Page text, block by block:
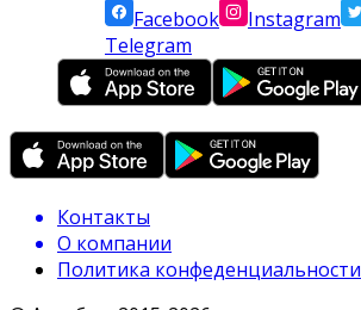
Facebook
Instagram
Telegram
Контакты
О компании
Политика конфеденциальности